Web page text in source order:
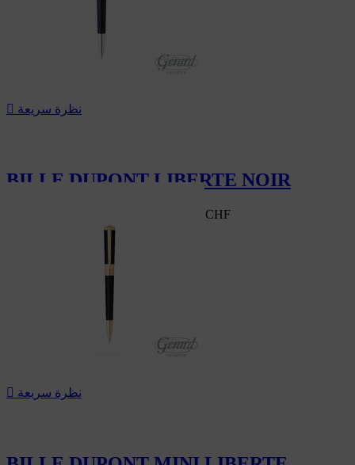
 نظرة سريعة
BILLE DUPONT LIBERTE NOIR
290.50 CHF
 نظرة سريعة